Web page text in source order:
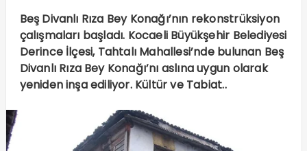
Beş Divanlı Rıza Bey Konağı’nın rekonstrüksiyon
çalışmaları başladı. Kocaeli Büyükşehir Belediyesi
Derince İlçesi, Tahtalı Mahallesi’nde bulunan Beş
Divanlı Rıza Bey Konağı’nı aslına uygun olarak
yeniden inşa ediliyor. Kültür ve Tabiat..